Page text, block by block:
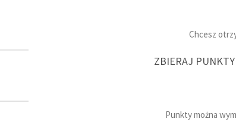
Chcesz
ZBIERAJ PUNKTY
Punkty można